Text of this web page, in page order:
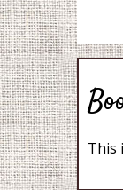
This